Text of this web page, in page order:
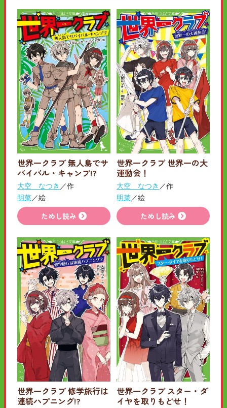
世界一クラブ 無人島でサ
バイバル・キャンプ!?
大空 なつき ／作
明菜／絵
ためし読み
世界一クラブ 世界一の大
運動会！
大空 なつき ／作
明菜／絵
ためし読み
世界一クラブ 修学旅行は
連続ハプニング!?
世界一クラブ スター・ダ
イヤを取りもどせ！